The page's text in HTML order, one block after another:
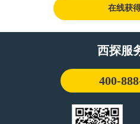
在线获
西探服
400-